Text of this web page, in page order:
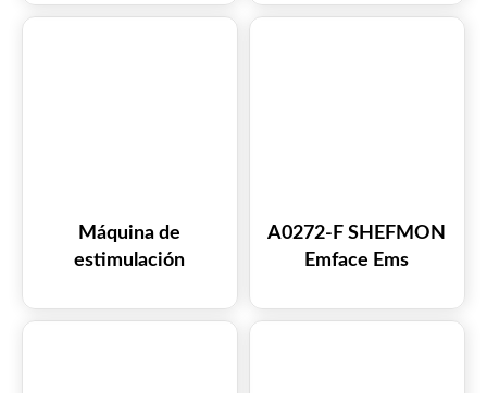
Máquina de
estimulación
A0272-F SHEFMON
Emface Ems